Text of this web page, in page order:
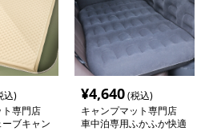
込)
専門店
ブキャン
¥4,640(税込)
キャンプマット専門店
車中泊専用ふかふか快適